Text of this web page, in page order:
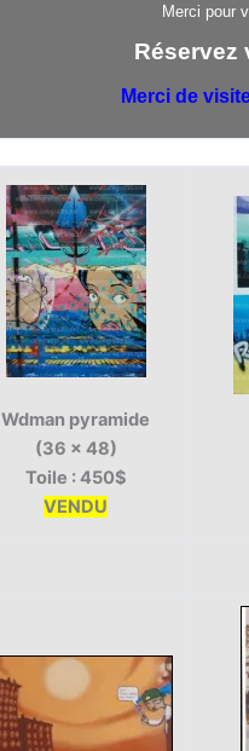
Merci pour
Réservez
Merci de
Wdman pyramide
(36 x 48)
Toile : 450$
VENDU